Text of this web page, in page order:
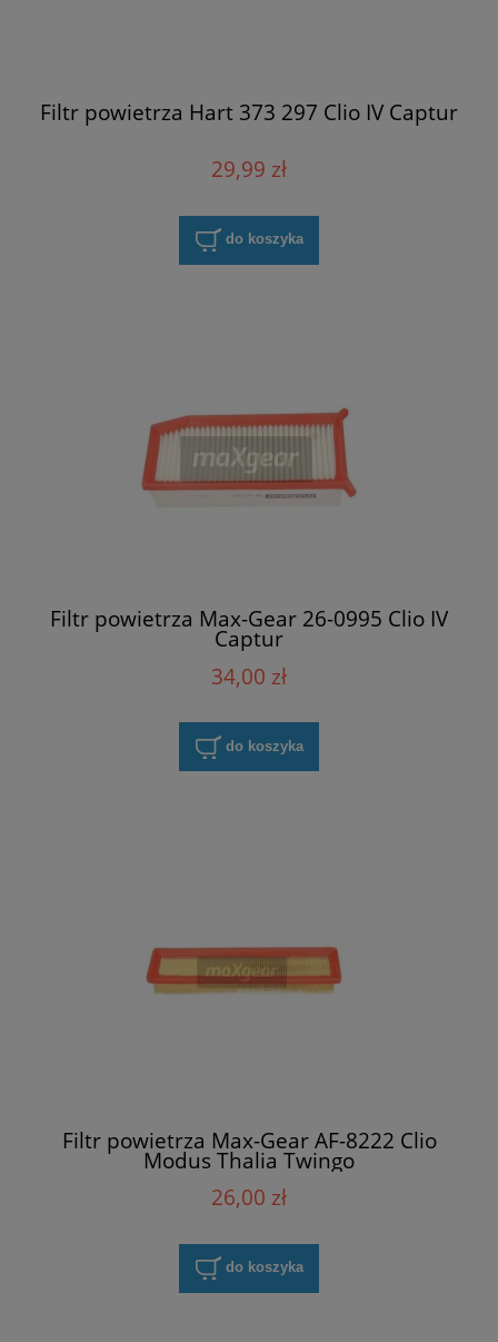
Filtr powietrza Hart 373 297 Clio IV Captur
29,99 zł
do koszyka
Filtr powietrza Max-Gear 26-0995 Clio IV
Captur
34,00 zł
do koszyka
Filtr powietrza Max-Gear AF-8222 Clio
Modus Thalia Twingo
26,00 zł
do koszyka